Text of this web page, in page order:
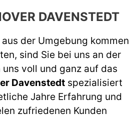
DAVENSTEDT
der Umgebung kommen
sind Sie bei uns an der
voll und ganz auf das
Davenstedt spezialisiert
Jahre Erfahrung und
zufriedenen Kunden